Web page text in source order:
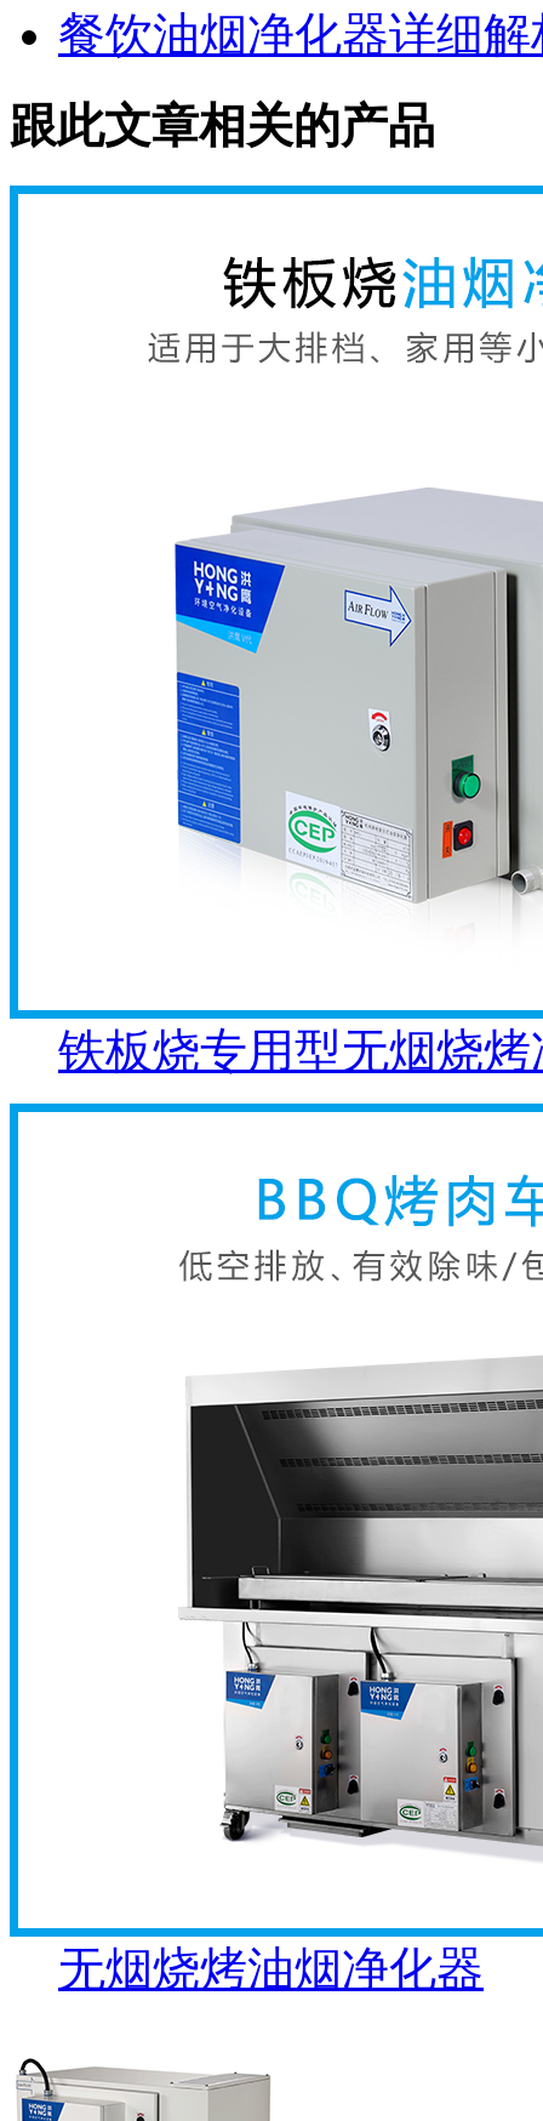
餐饮油烟净化器详细解
跟此文章相关的产品
铁板烧专用型无烟烧
无烟烧烤油烟净化器